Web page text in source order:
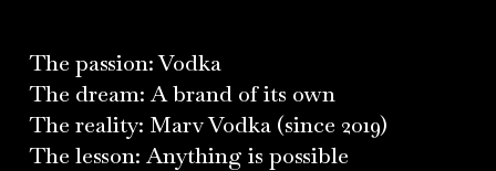
The passion: Vodka
The dream: A brand of its own
The reality: Marv Vodka (since 2019)
The lesson: Anything is possible